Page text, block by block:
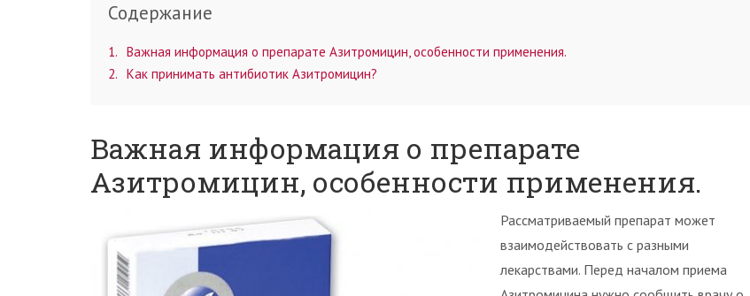
Содержание
1
Важная информация о препарате Азитромицин, особенности применения.
2
Как принимать антибиотик Азитромицин?
Важная информация о препарате
Азитромицин, особенности применения.
Рассматриваемый препарат может
взаимодействовать с разными
лекарствами. Перед началом приема